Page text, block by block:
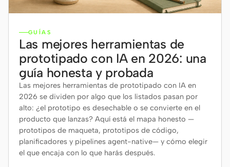
GUÍAS
Las mejores herramientas de
prototipado con IA en 2026: una
guía honesta y probada
Las mejores herramientas de prototipado con IA en
2026 se dividen por algo que los listados pasan por
alto: ¿el prototipo es desechable o se convierte en el
producto que lanzas? Aquí está el mapa honesto —
prototipos de maqueta, prototipos de código,
planificadores y pipelines agent-native— y cómo elegir
el que encaja con lo que harás después.